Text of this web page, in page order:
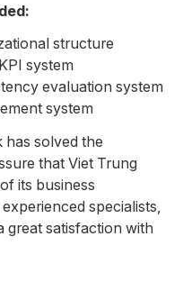
structure
system
evaluation system
system
solved the
that Viet Trung
its business
specialists,
great satisfaction with